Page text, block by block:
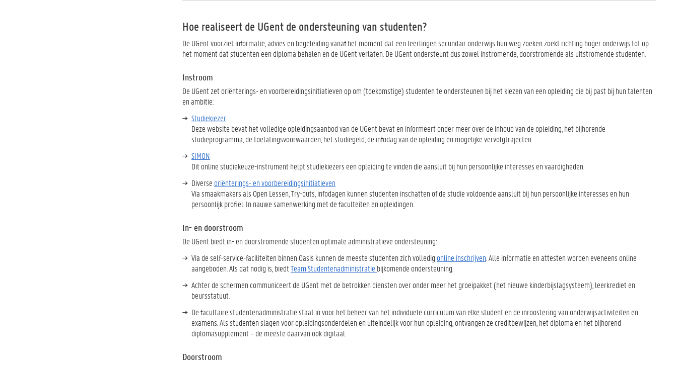
Hoe realiseert de UGent de ondersteuning van studenten?
De UGent voorziet informatie, advies en begeleiding vanaf het moment dat een leerlingen secundair onderwijs hun weg zoeken zoekt richting hoger onderwijs tot op
het moment dat studenten een diploma behalen en de UGent verlaten. De UGent ondersteunt dus zowel instromende, doorstromende als uitstromende studenten.
Instroom
De UGent zet oriënterings- en voorbereidingsinitiatieven op om (toekomstige) studenten te ondersteunen bij het kiezen van een opleiding die bij past bij hun talenten
en ambitie:
Studiekiezer
Deze website bevat het volledige opleidingsaanbod van de UGent bevat en informeert onder meer over de inhoud van de opleiding, het bijhorende
studieprogramma, de toelatingsvoorwaarden, het studiegeld, de infodag van de opleiding en mogelijke vervolgtrajecten.
SIMON
Dit online studiekeuze-instrument helpt studiekiezers een opleiding te vinden die aansluit bij hun persoonlijke interesses en vaardigheden.
Diverse oriënterings- en voorbereidingsinitiatieven
Via smaakmakers als Open Lessen, Try-outs, infodagen kunnen studenten inschatten of de studie voldoende aansluit bij hun persoonlijke interesses en hun
persoonlijk profiel. In nauwe samenwerking met de faculteiten en opleidingen.
In- en doorstroom
De UGent biedt in- en doorstromende studenten optimale administratieve ondersteuning:
Via de self-service-faciliteiten binnen Oasis kunnen de meeste studenten zich volledig online inschrijven . Alle informatie en attesten worden eveneens online
aangeboden. Als dat nodig is, biedtTeam Studentenadministratie bijkomende ondersteuning.
Achter de schermen communiceert de UGent met de betrokken diensten over onder meer het groeipakket (het nieuwe kinderbijslagsysteem), leerkrediet en
beursstatuut.
De facultaire studentenadministratie staat in voor het beheer van het individuele curriculum van elke student en de inroostering van onderwijsactiviteiten en
examens. Als studenten slagen voor opleidingsonderdelen en uiteindelijk voor hun opleiding, ontvangen ze creditbewijzen, het diploma en het bijhorend
diplomasupplement – de meeste daarvan ook digitaal.
Doorstroom